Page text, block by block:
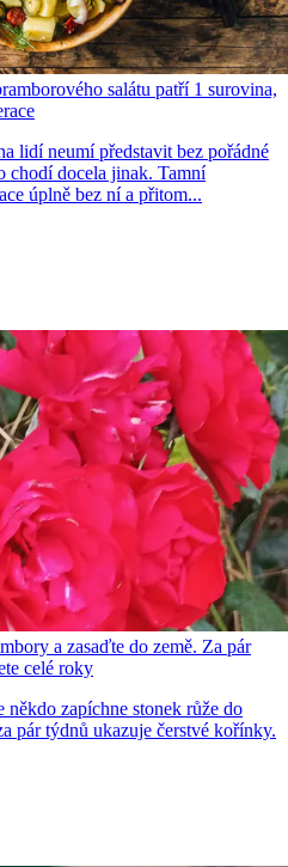
salátu patří 1 surovina,
lidí neumí představit bez pořádné
chodí docela jinak. Tamní
úplně bez ní a přitom...
a zasaďte do země. Za pár
celé roky
zapíchne stonek růže do
pár týdnů ukazuje čerstvé kořínky.